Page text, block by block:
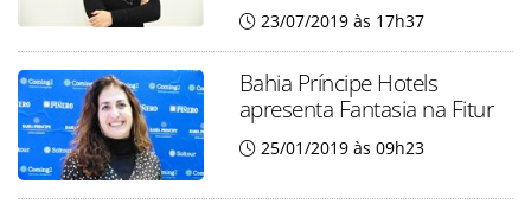
23/07/2019 às 17h37
Bahia Príncipe Hotels
apresenta Fantasia na Fitur
25/01/2019 às 09h23